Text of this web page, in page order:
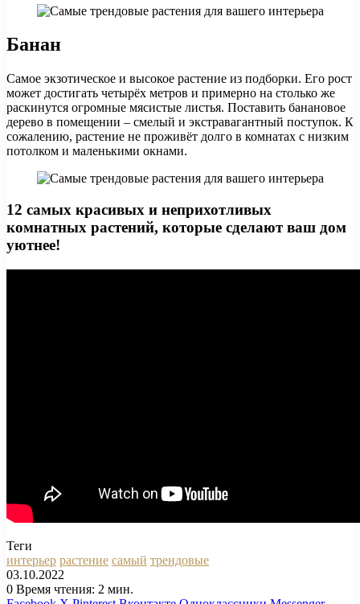
Банан
Самое экзотическое и высокое растение из подборки. Его рост
может достигать четырёх метров и примерно на столько же
раскинутся огромные мясистые листья. Поставить банановое
дерево в помещении – смелый и экстравагантный поступок. К
сожалению, растение не проживёт долго в комнатах с низким
потолком и маленькими окнами.
12 самых красивых и неприхотливых
комнатных растений, которые сделают ваш дом
уютнее!
Теги
интерьер растение самый трендовые
03.10.2022
0 Время чтения: 2 мин.